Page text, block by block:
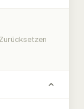
Zurücksetzen